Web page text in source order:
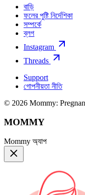
বাড়ি
ফলের পুষ্টি নির্দেশিকা
সম্পর্কে
ব্লগ
Instagram
Threads
Support
গোপনীয়তা নীতি
© 2026 Mommy:
MOMMY
Mommy অ্যাপ